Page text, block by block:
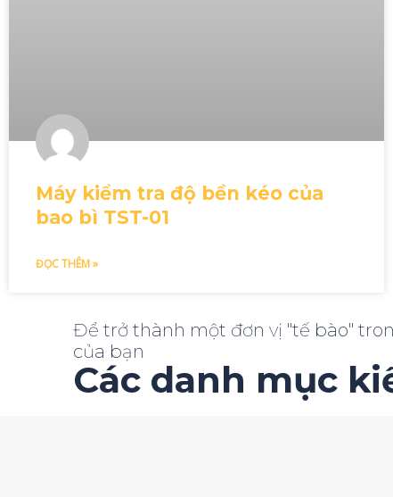
Máy kiểm tra độ bền kéo của
bao bì TST-01
ĐỌC THÊM »
Để trở thành một đơn vị "tế bào"
của bạn
Các danh mục